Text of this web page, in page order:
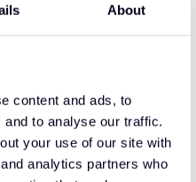
About
content and ads, to
to analyse our traffic.
your use of our site with
analytics partners who